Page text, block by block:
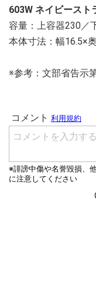
603W ネイビースト
容量：上容器230／
本体寸法：幅16.5×
※参考：文部省告示